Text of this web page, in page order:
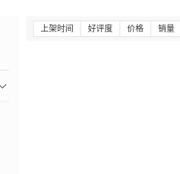
上架时间 好评度 价格 销量